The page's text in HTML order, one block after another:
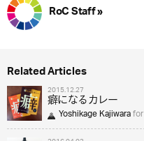
RoC Staff »
Related Articles
2015.12.27
癖になるカレー
Yoshikage Kajiwarafor